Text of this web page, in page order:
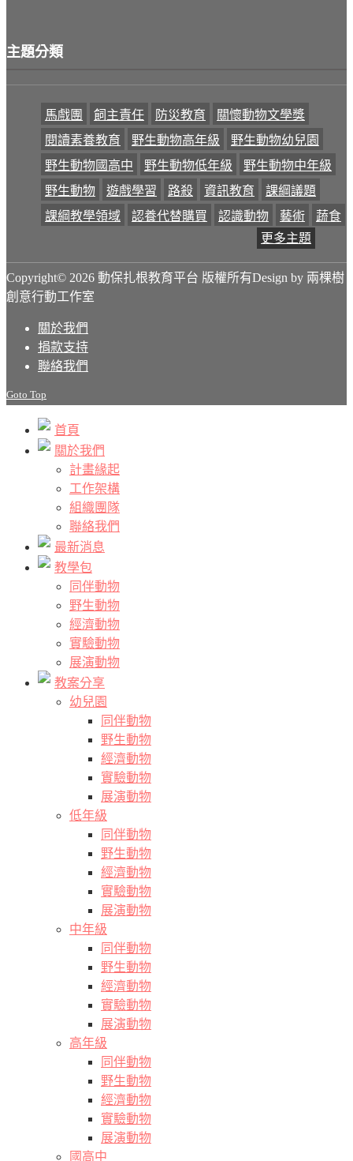
主題分類
馬戲團 飼主責任 防災教育
關懷動物文學獎
閱讀素養教育
野生動物高年級
野生動物幼兒園
野生動物國高中
野生動物低年級
野生動物中年級
野生動物
遊戲學習 路殺 資訊教育
課綱議題
課綱教學領域
認養代替購買 認識動物 藝術
蔬食
更多主題
Copyright© 2026 動保扎根教育平台 版權所有Design by 兩棵樹
創意行動工作室
關於我們
捐款支持
聯絡我們
Goto Top
首頁
關於我們
計畫緣起
工作架構
組織團隊
聯絡我們
最新消息
教學包
同伴動物
野生動物
經濟動物
實驗動物
展演動物
教案分享
幼兒園
同伴動物
野生動物
經濟動物
實驗動物
展演動物
低年級
同伴動物
野生動物
經濟動物
實驗動物
展演動物
中年級
同伴動物
野生動物
經濟動物
實驗動物
展演動物
高年級
同伴動物
野生動物
經濟動物
實驗動物
展演動物
國高中